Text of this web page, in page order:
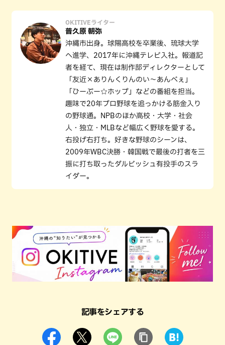
OKITIVEライター
普久原 朝弥
沖縄市出身。球陽高校を卒業後、琉球大学
へ進学、2017年に沖縄テレビ入社。報道記
者を経て、現在は制作部ディレクターとして
「友近×ありんくりんのい～あんべぇ」
「ひーぷー☆ホップ」などの番組を担当。
趣味で20年プロ野球を追っかける筋金入り
の野球通。NPBのほか高校・大学・社会
人・独立・MLBなど幅広く野球を愛する。
右投げ右打ち。好きな野球のシーンは、
2009年WBC決勝・韓国戦で最後の打者を三
振に打ち取ったダルビッシュ有投手のスラ
イダー。
記事をシェアする